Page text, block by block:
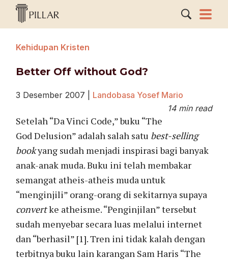
Kehidupan Kristen
Better Off without God?
3 Desember 2007
Landobasa Yosef Mario
14 min read
Setelah “Da Vinci Code,” buku “The
God Delusion” adalah salah satu best-selling
bookyang sudah menjadi inspirasi bagi banyak
anak-anak muda. Buku ini telah membakar
semangat atheis-atheis muda untuk
“menginjili” orang-orang di sekitarnya supaya
convertke atheisme. “Penginjilan” tersebut
sudah menyebar secara luas melalui internet
dan “berhasil” [1]. Tren ini tidak kalah dengan
terbitnya buku lain karangan Sam Haris “The